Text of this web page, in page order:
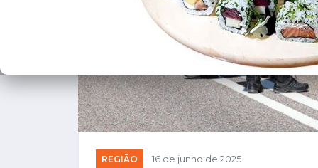
REGIÃO 16 de junho de 2025